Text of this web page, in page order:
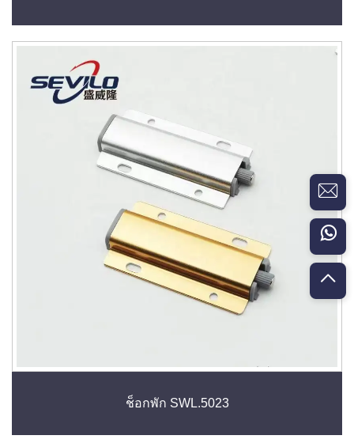
ช็อกพัก SWL.5023